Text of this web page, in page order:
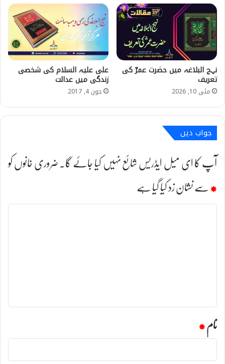
نہج البلاغہ میں حضرت عمرؓ کی
تعریف
مئی 10, 2026
علی علیہ السلام کی شخصی
زندگی میں عدالت
جون 4, 2017
جواب دیں
آپ کا ای میل ایڈریس شائع نہیں کیا جائے گا۔ضروری خانوں کو
*سے نشان زد کیا گیا ہے
ت
نام*